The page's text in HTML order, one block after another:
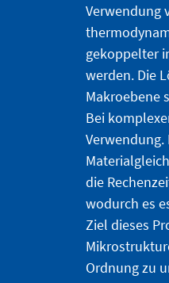
Verwendung
gekoppelter
werden. Die
Makroebene
Bei
die
wodurch es
Ziel dieses
Ordnung zu